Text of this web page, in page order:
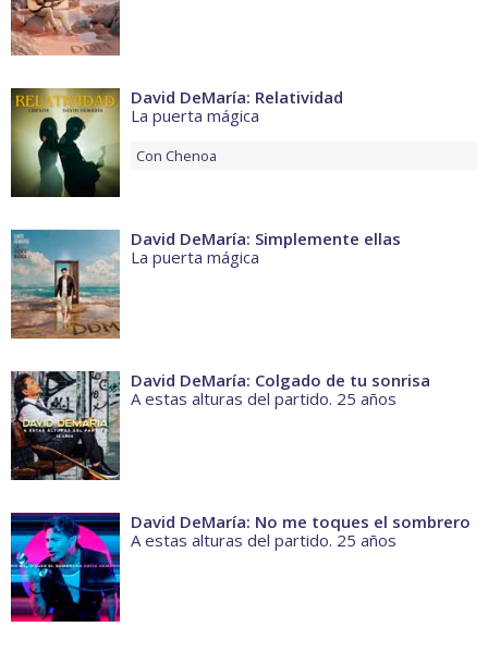
David DeMaría: Relatividad
La puerta mágica
Con Chenoa
David DeMaría: Simplemente ellas
La puerta mágica
David DeMaría: Colgado de tu sonrisa
A estas alturas del partido. 25 años
David DeMaría: No me toques el sombrero
A estas alturas del partido. 25 años